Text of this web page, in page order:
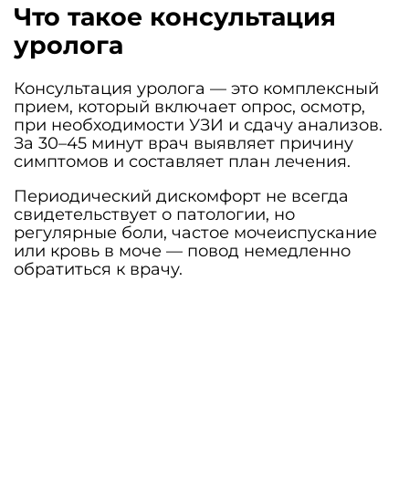
Что такое консультация
уролога
Консультация уролога — это комплексный
прием, который включает опрос, осмотр,
при необходимости УЗИ и сдачу анализов.
За 30–45 минут врач выявляет причину
симптомов и составляет план лечения.
Периодический дискомфорт не всегда
свидетельствует о патологии, но
регулярные боли, частое мочеиспускание
или кровь в моче — повод немедленно
обратиться к врачу.